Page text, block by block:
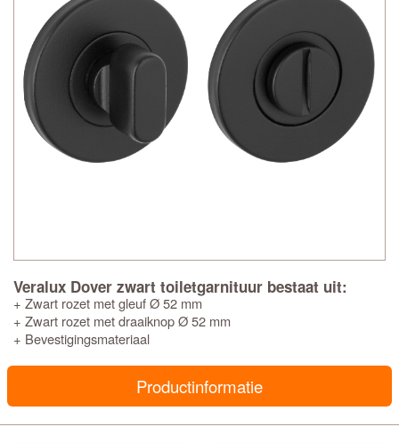
Veralux Dover zwart toiletgarnituur bestaat uit:
+ Zwart rozet met gleuf Ø 52 mm
+ Zwart rozet met draaiknop Ø 52 mm
+ Bevestigingsmateriaal
Productinformatie